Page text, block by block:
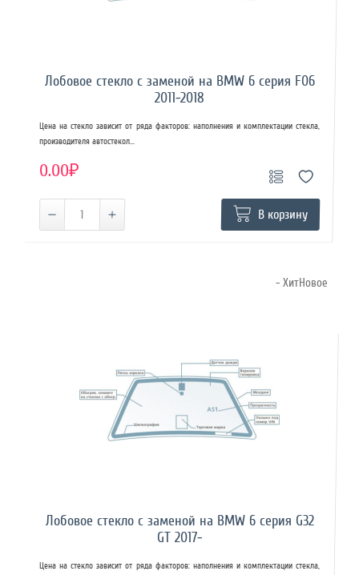
Лобовое стекло с заменой на BMW 6 серия F06
2011-2018
Цена на стекло зависит от ряда факторов: наполнения и комплектации стекла,
производителя автостекол...
0.00₽
В корзину
- ХитНовое
Лобовое стекло с заменой на BMW 6 серия G32
GT 2017-
Цена на стекло зависит от ряда факторов: наполнения и комплектации стекла,